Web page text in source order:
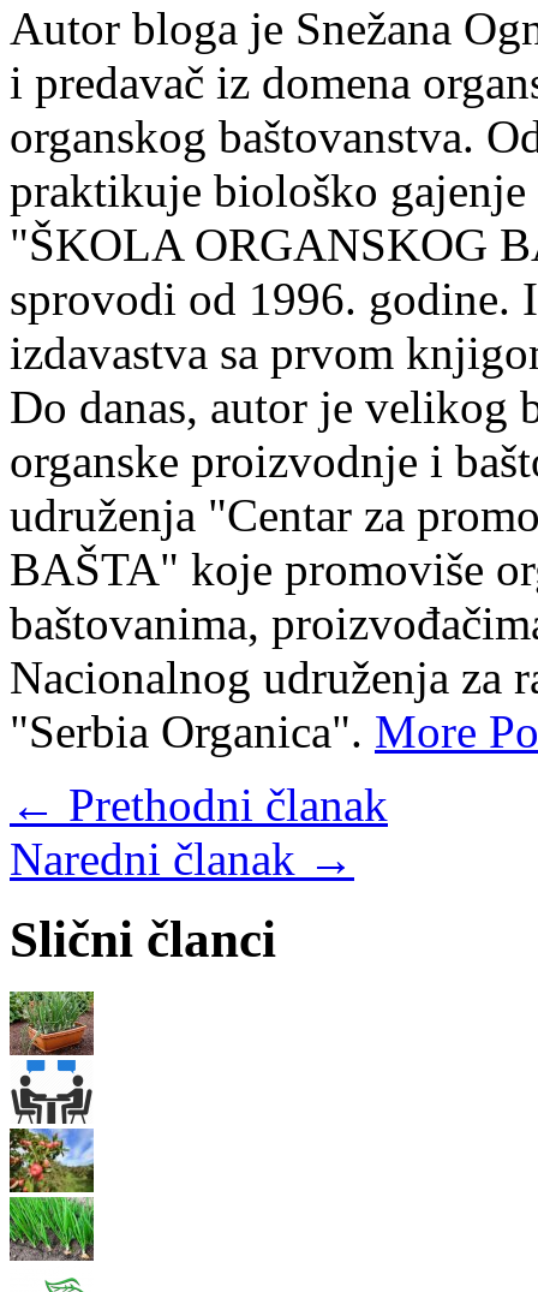
Autor bloga je Snežana
i predavač iz domena
organskog baštovanstva.
praktikuje biološko
"ŠKOLA ORGANSKOG
sprovodi od 1996. godine.
izdavastva sa prvom
Do danas, autor je velikog
organske proizvodnje i
udruženja "Centar za
BAŠTA" koje promoviše
baštovanima,
Nacionalnog udruženja za
"Serbia Organica". More
← Prethodni članak
Naredni članak →
Slični članci